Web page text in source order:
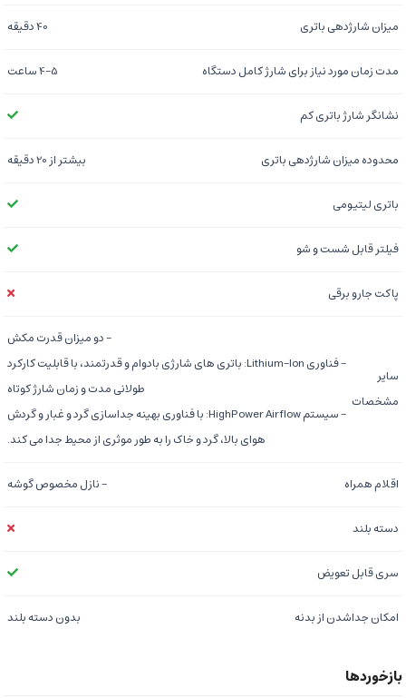
میزان شارژدهی باتری 40 دقیقه
مدت زمان مورد نیاز برای شارژ کامل دستگاه 4-5 ساعت
نشانگر شارژ باتری کم
محدوده میزان شارژدهی باتری بیشتر از 20 دقیقه
باتری لیتیومی
فیلتر قابل شست و شو
پاکت جارو برقی
سایر
مشخصات
- دو میزان قدرت مکش
- فناوری Lithium-Ion: باتری های شارژی بادوام و قدرتمند، با قابلیت کارکرد
طولانی مدت و زمان شارژ کوتاه
- سیستم HighPower Airflow: با فناوری بهینه جداسازی گرد و غبار و گردش
هوای بالا، گرد و خاک را به طور موثری از محیط جدا می کند.
اقلام همراه - نازل مخصوص گوشه
دسته بلند
سری قابل تعویض
امکان جداشدن از بدنه بدون دسته بلند